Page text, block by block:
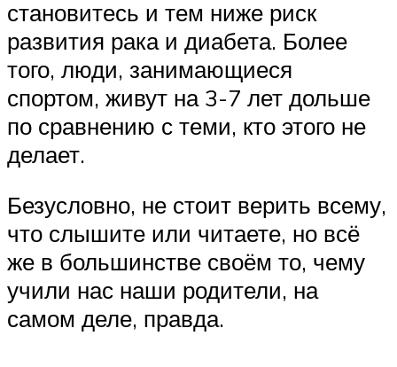
становитесь и тем ниже риск
развития рака и диабета. Более
того, люди, занимающиеся
спортом, живут на 3-7 лет дольше
по сравнению с теми, кто этого не
делает.
Безусловно, не стоит верить всему,
что слышите или читаете, но всё
же в большинстве своём то, чему
учили нас наши родители, на
самом деле, правда.